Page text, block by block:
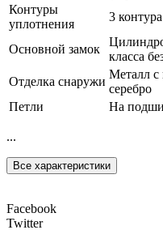
Контуры
уплотнения
3
Основной замок
класса
Отделка снаружи
Металл
серебро
Петли
На
...
Все характеристики
Facebook
Twitter